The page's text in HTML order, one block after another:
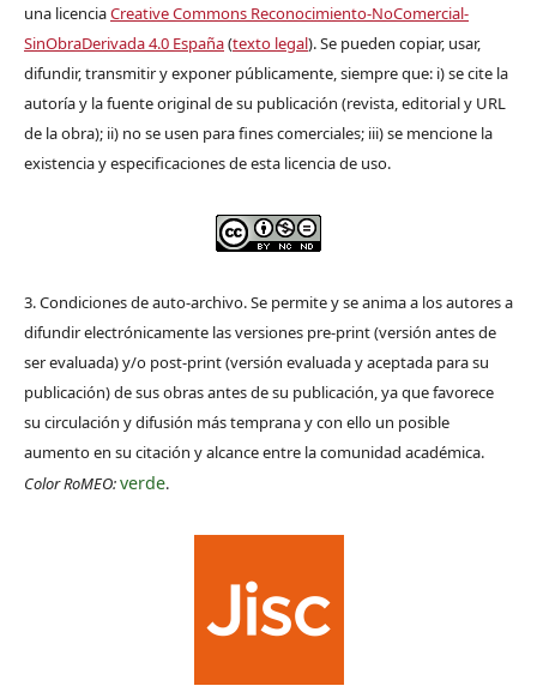
una licenciaCreative Commons Reconocimiento-NoComercial-
SinObraDerivada 4.0 España(texto legal). Se pueden copiar, usar,
difundir, transmitir y exponer públicamente, siempre que: i) se cite la
autoría y la fuente original de su publicación (revista, editorial y URL
de la obra); ii) no se usen para fines comerciales; iii) se mencione la
existencia y especificaciones de esta licencia de uso.
3. Condiciones de auto-archivo. Se permite y se anima a los autores a
difundir electrónicamente las versiones pre-print (versión antes de
ser evaluada) y/o post-print (versión evaluada y aceptada para su
publicación) de sus obras antes de su publicación, ya que favorece
su circulación y difusión más temprana y con ello un posible
aumento en su citación y alcance entre la comunidad académica.
Color RoMEO:verde.